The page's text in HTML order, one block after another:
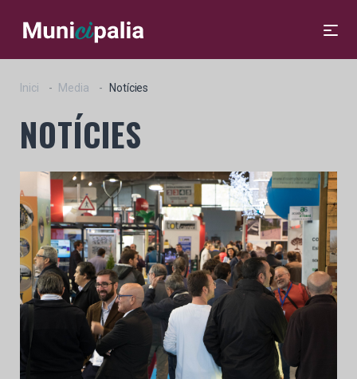
Inici Media Notícies
NOTÍCIES